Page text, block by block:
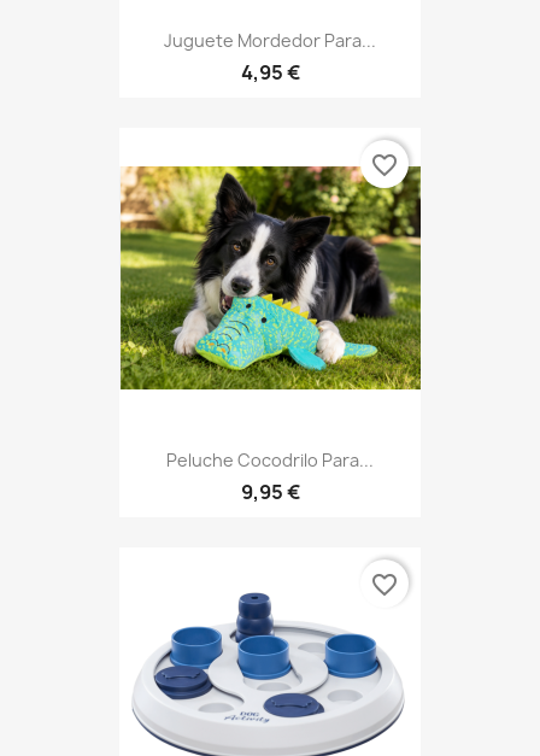
Juguete Mordedor Para...
4,95 €
Peluche Cocodrilo Para...
9,95 €
favorite_border
favorite_border